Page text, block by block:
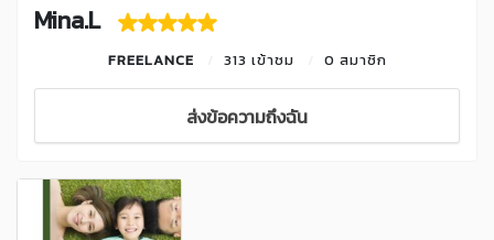
Mina.L
FREELANCE 313 เข้าชม 0 สมาชิก
ส่งข้อความถึงฉัน